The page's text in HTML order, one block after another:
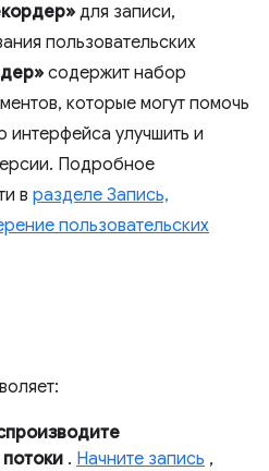
для записи,
пользовательских
содержит набор
которые могут помочь
интерфейса улучшить и
Подробное
в разделе Запись,
пользовательских
. Начните запись ,